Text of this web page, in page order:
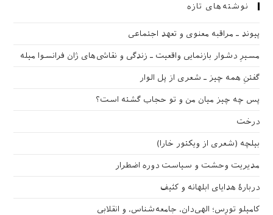
نوشته‌های تازه
پیوند ـ مراقبه‌ معنوی و تعهد اجتماعی
مسیرِ دشوار بازنمایی واقعیت ـ زندگی و نقاشی‌های ژان فرانسوا میله
گفتنِ همه چیز ـ شعری از پل الوار
پس چه چیز میان من و تو حجاب گشته است؟
درخت
بیلچه (شعری از ویکتور خارا)
مدیریت وحشت و سیاست دوره اضطرار
دربارهٔ هدایای ابلهانه و کثیف
کامیلو تورِس؛ الهی‌دان، جامعه‌شناس، و انقلابی